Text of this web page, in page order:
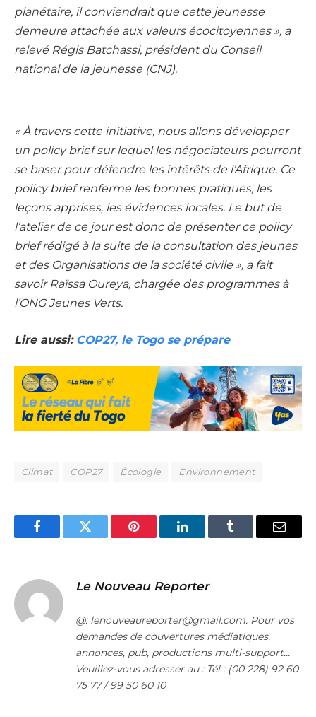
planétaire, il conviendrait que cette jeunesse
demeure attachée aux valeurs écocitoyennes », a
relevé Régis Batchassi, président du Conseil
national de la jeunesse (CNJ).
« À travers cette initiative, nous allons développer
un policy brief sur lequel les négociateurs pourront
se baser pour défendre les intérêts de l’Afrique. Ce
policy brief renferme les bonnes pratiques, les
leçons apprises, les évidences locales. Le but de
l’atelier de ce jour est donc de présenter ce policy
brief rédigé à la suite de la consultation des jeunes
et des Organisations de la société civile », a fait
savoir Raïssa Oureya, chargée des programmes à
l’ONG Jeunes Verts.
Lire aussi: COP27, le Togo se prépare
Climat COP27 Écologie Environnement
FacebookTwitter Pinterest LinkedInTumblr Email
Le Nouveau Reporter
@: lenouveaureporter@gmail.com. Pour vos
demandes de couvertures médiatiques,
annonces, pub, productions multi-support…
Veuillez-vous adresser au : Tél : (00 228) 92 60
75 77 / 99 50 60 10